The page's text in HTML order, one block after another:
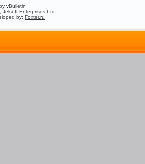
vBulletin
Jelsoft Enterprises Ltd
by: Foxter.ru